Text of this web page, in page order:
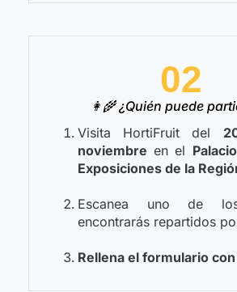
02
👩‍🌾 ¿Quién puede
Visita HortiFruit del
noviembre en el
Exposiciones de la
Escanea uno de
encontrarás repartidos
Rellena el formulario